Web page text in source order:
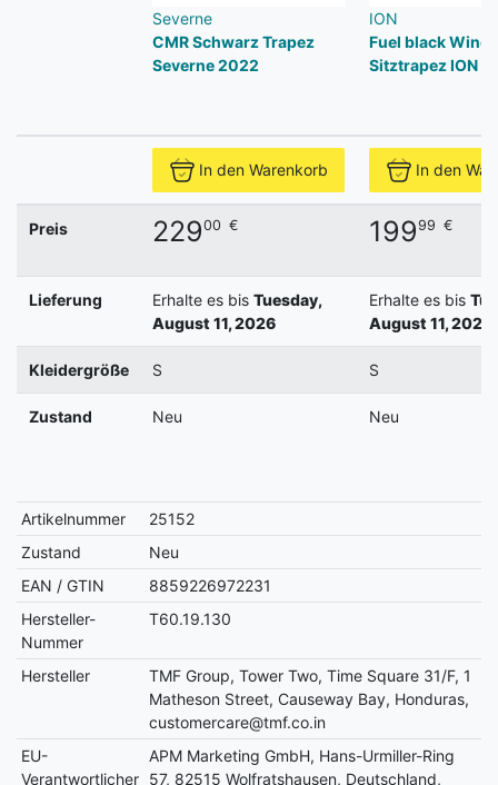
Severne
CMR Schwarz Trapez
Severne 2022
ION
Fuel black
Sitztrapez ION
In den Warenkorb In den
Preis 22900 € 19999 €
Lieferung Erhalte es bis Tuesday,
August 11, 2026
Erhalte es bis
August 11, 2026
Kleidergröße S S
Zustand Neu Neu
Artikelnummer
25152
Zustand
Neu
EAN / GTIN
8859226972231
Hersteller-
Nummer
T60.19.130
Hersteller
TMF Group, Tower Two, Time Square 31/F, 1
Matheson Street, Causeway Bay, Honduras,
customercare@tmf.co.in
EU-
Verantwortlicher
APM Marketing GmbH, Hans-Urmiller-Ring
57, 82515 Wolfratshausen, Deutschland,